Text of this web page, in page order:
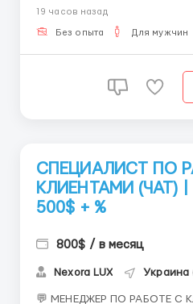
от продаж • 💎 выплаты 2 раза в месяц • 🎁 бонусы
за хорошие результаты &...
19 часов назад
Без опыта Для мужчин
СПЕЦИАЛИСТ ПО
КЛИЕНТАМИ (ЧАТ)
500$ + %
800$ / в месяц
Nexora LUX Украина
💬 МЕНЕДЖЕР ПО РАБОТЕ С